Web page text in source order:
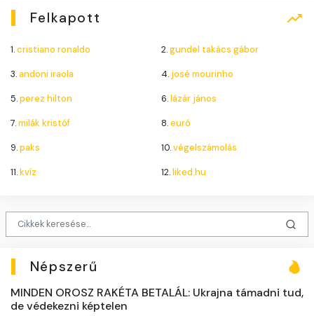
Felkapott
1.cristiano ronaldo 2.gundel takács gábor
3.andoni iraola 4. josé mourinho
5.perez hilton 6.lázár jános
7.milák kristóf 8.euró
9.paks 10.végelszámolás
11.kvíz 12.liked.hu
Népszerű
MINDEN OROSZ RAKÉTA BETALÁL: Ukrajna támadni tud,
de védekezni képtelen